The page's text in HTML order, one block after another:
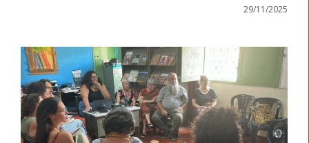
29/11/2025